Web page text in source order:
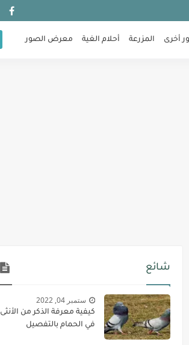
أخرى المزرعة أحلام الغية معرض الصور
شائع
ستمبر 04, 2022
كيفية معرفة الذكر من الأنثى
في الحمام بالتفصيل